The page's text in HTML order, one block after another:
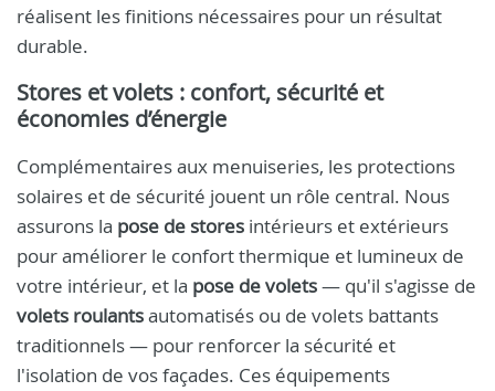
réalisent les finitions nécessaires pour un résultat
durable.
Stores et volets : confort, sécurité et
économies d’énergie
Complémentaires aux menuiseries, les protections
solaires et de sécurité jouent un rôle central. Nous
assurons la pose de stores intérieurs et extérieurs
pour améliorer le confort thermique et lumineux de
votre intérieur, et la pose de volets— qu'il s'agisse de
volets roulantsautomatisés ou de volets battants
traditionnels — pour renforcer la sécurité et
l'isolation de vos façades. Ces équipements